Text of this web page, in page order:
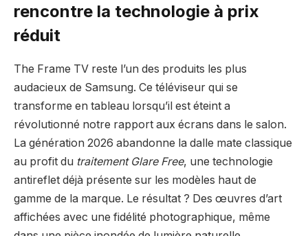
rencontre la technologie à prix
réduit
The Frame TV reste l’un des produits les plus
audacieux de Samsung. Ce téléviseur qui se
transforme en tableau lorsqu’il est éteint a
révolutionné notre rapport aux écrans dans le salon.
La génération 2026 abandonne la dalle mate classique
au profit du traitement Glare Free, une technologie
antireflet déjà présente sur les modèles haut de
gamme de la marque. Le résultat ? Des œuvres d’art
affichées avec une fidélité photographique, même